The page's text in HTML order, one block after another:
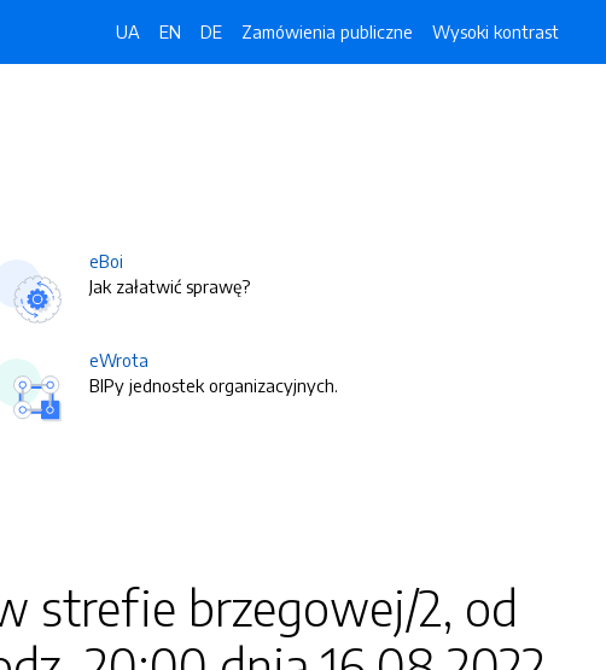
UA EN DE Zamówienia publiczne Wysoki kontrast
eBoi
Jak załatwić sprawę?
eWrota
BIPy jednostek organizacyjnych.
strefie brzegowej/2, od